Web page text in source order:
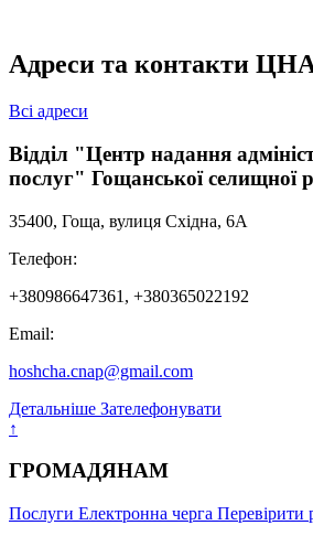
Адреси та контакти
Всі адреси
Відділ "Центр надання
послуг" Гощанської селищної
35400, Гоща, вулиця Східна, 6А
Телефон:
+380986647361, +380365022192
Email:
hoshcha.cnap@gmail.com
Детальніше Зателефонувати
↑
ГРОМАДЯНАМ
Послуги Електронна черга Перевірити